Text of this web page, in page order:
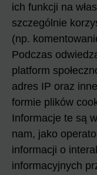
ich funkcji na
szczególnie
(np.
Podczas
platform
adres IP oraz
formie plików
Informacje te są
nam, jako
informacji o
informacyjnych